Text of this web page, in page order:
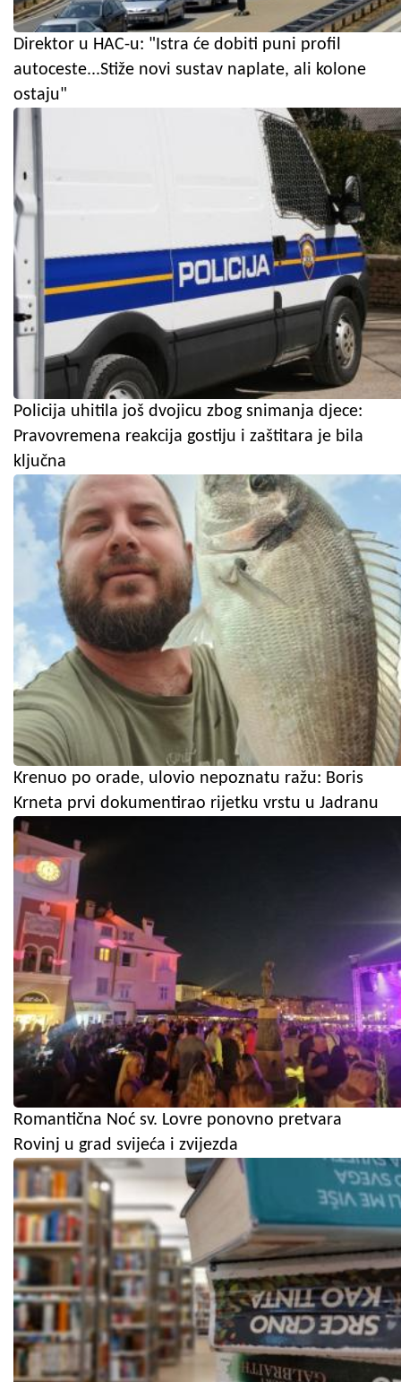
Direktor u HAC-u: "Istra će dobiti puni profil
autoceste...Stiže novi sustav naplate, ali kolone
ostaju"
Policija uhitila još dvojicu zbog snimanja djece:
Pravovremena reakcija gostiju i zaštitara je bila
ključna
Krenuo po orade, ulovio nepoznatu ražu: Boris
Krneta prvi dokumentirao rijetku vrstu u Jadranu
Romantična Noć sv. Lovre ponovno pretvara
Rovinj u grad svijeća i zvijezda